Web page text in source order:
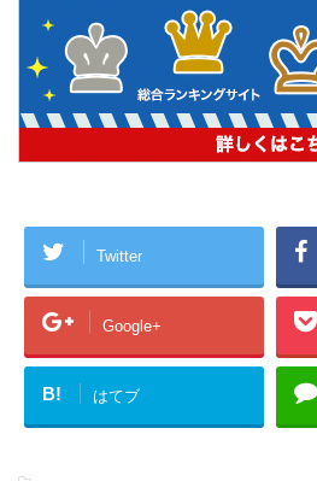
Twitter
Google+
B! はてブ